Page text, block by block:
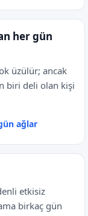
her gün
üzülür; ancak
biri deli olan kişi
ağlar
etkisiz
birkaç gün